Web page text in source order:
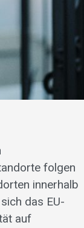
folgen
innerhalb
das EU-
auf